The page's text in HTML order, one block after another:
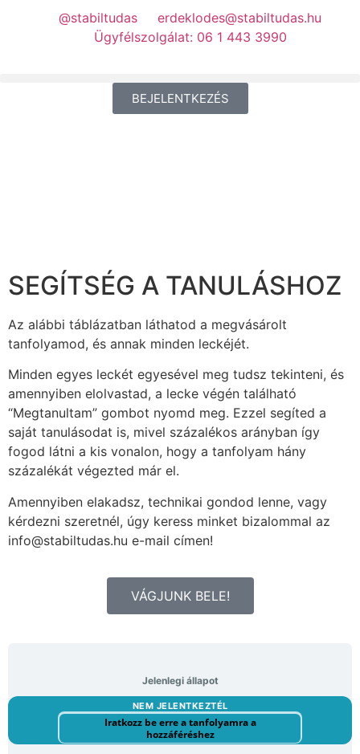
@stabiltudas
erdeklodes@stabiltudas.hu
Ügyfélszolgálat: 06 1 443 3990
BEJELENTKEZÉS
SEGÍTSÉG A TANULÁSHOZ
Az alábbi táblázatban láthatod a megvásárolt
tanfolyamod, és annak minden leckéjét.
Minden egyes leckét egyesével meg tudsz tekinteni, és
amennyiben elolvastad, a lecke végén található
“Megtanultam” gombot nyomd meg. Ezzel segíted a
saját tanulásodat is, mivel százalékos arányban így
fogod látni a kis vonalon, hogy a tanfolyam hány
százalékát végezted már el.
Amennyiben elakadsz, technikai gondod lenne, vagy
kérdezni szeretnél, úgy keress minket bizalommal az
info@stabiltudas.hu e-mail címen!
VÁGJUNK BELE!
Jelenlegi állapot
NEM JELENTKEZTÉL
Iratkozz be erre a tanfolyamra a
hozzáféréshez